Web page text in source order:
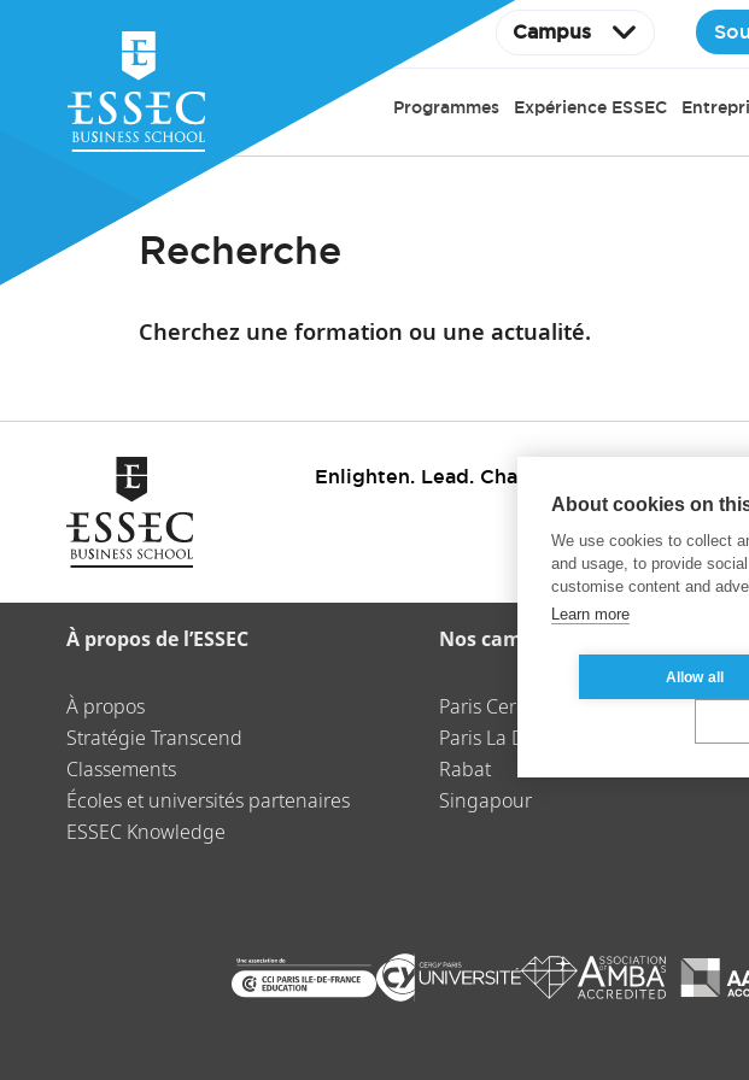
Campus
Programmes Expérience ESSEC
Recherche
Cherchez une formation ou une actualité.
Enlighten. Lead. Change.
À propos de l’ESSEC
À propos
Stratégie Transcend
Classements
Écoles et universités partenaires
ESSEC Knowledge
Nos campus
Paris Cergy
Paris La Défense
Rabat
Singapour
About cookies on
We use cookies to collect
and usage, to provide
customise content and
Learn more
Allow all